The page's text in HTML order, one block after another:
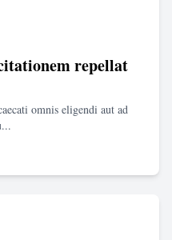
repellat
omnis eligendi aut ad